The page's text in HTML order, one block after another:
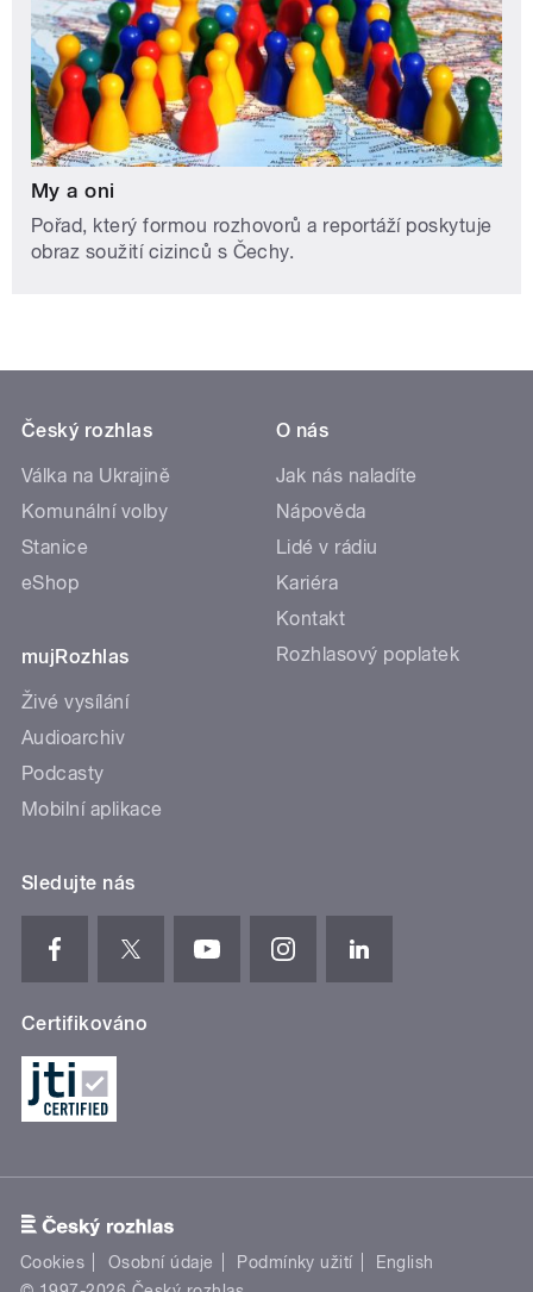
My a oni
Pořad, který formou rozhovorů a reportáží poskytuje
obraz soužití cizinců s Čechy.
Český rozhlas
Válka na Ukrajině
Komunální volby
Stanice
eShop
mujRozhlas
Živé vysílání
Audioarchiv
Podcasty
Mobilní aplikace
O nás
Jak nás naladíte
Nápověda
Lidé v rádiu
Kariéra
Kontakt
Rozhlasový poplatek
Sledujte nás
Certifikováno
Cookies Osobní údaje Podmínky užití
English